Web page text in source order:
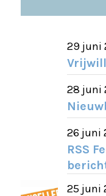
29 juni
28 juni
26 juni
RSS
25 juni